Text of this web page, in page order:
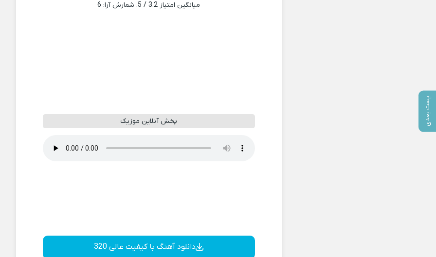
پست بعدی
میانگین امتیاز 3.2/ 5. شمارش آرا: 6
پخش آنلاین موزیک
دانلود آهنگ با کیفیت عالی 320